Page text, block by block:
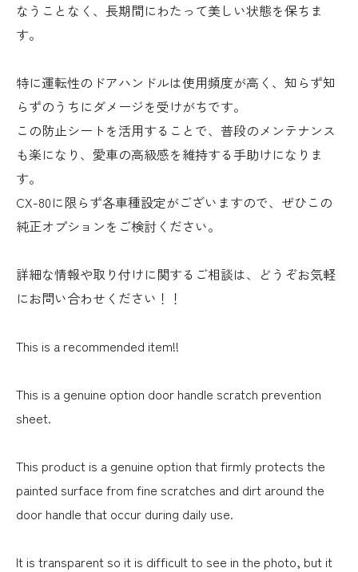
なうことなく、長期間にわたって美しい状態を保ちま
す。
特に運転性のドアハンドルは使用頻度が高く、知らず知
らずのうちにダメージを受けがちです。
この防止シートを活用することで、普段のメンテナンス
も楽になり、愛車の高級感を維持する手助けになりま
す。
CX-80に限らず各車種設定がございますので、ぜひこの
純正オプションをご検討ください。
詳細な情報や取り付けに関するご相談は、どうぞお気軽
にお問い合わせください！！
This is a recommended item!!
This is a genuine option door handle scratch prevention
sheet.
This product is a genuine option that firmly protects the
painted surface from fine scratches and dirt around the
door handle that occur during daily use.
It is transparent so it is difficult to see in the photo, but it